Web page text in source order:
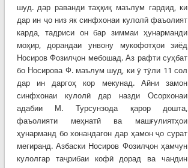
шуд. дар раванди таҳқиқ маълум гардид, ки
дар ин ҷо низ як синфхонаи кулолӣ фаъолият
карда, тадриси он бар зиммаи ҳунарманди
моҳир, дорандаи унвону мукофотҳои зиёд
Носиров Фозилҷон мебошад. Аз рафти суҳбат
бо Носирова Ф. маълум шуд, ки ӯ тӯли 11 сол
дар ин даргоҳ кор мекунад. Айни замон
синфхонаи кулолӣ дар назди Осорхонаи
адабии М. Турсунзода қарор дошта,
фаъолияти меҳнатӣ ва машғулиятҳои
ҳунарманд бо хонандагон дар ҳамон ҷо сурат
мегиранд. Азбаски Носиров Фозилҷон ҳамчун
кулолгар таҷрибаи кофӣ дорад ва чандин